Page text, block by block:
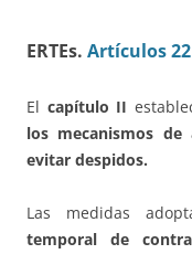
ERTEs. Artículos
El capítulo II
los mecanismos
evitar despidos.
Las medidas
temporal de